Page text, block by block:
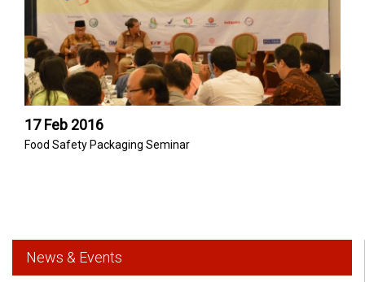
17 Feb 2016
Food Safety Packaging Seminar
News & Events